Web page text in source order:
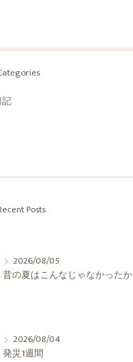
Posts
2026/08/05
昔の夏はこんなじゃなかったか
2026/08/04
発災1週間